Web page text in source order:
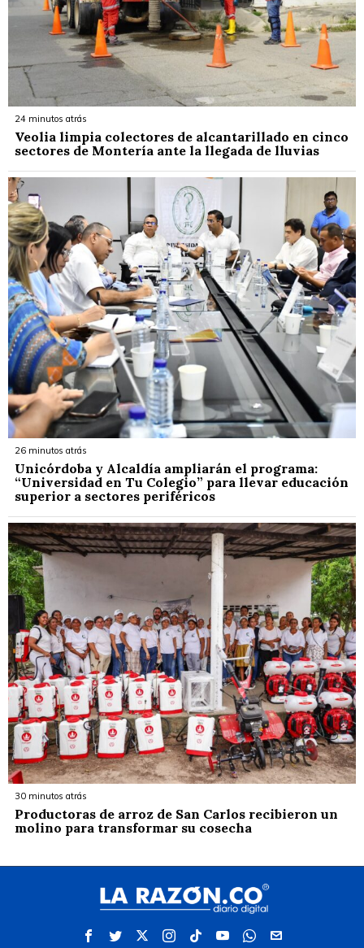
24 minutos atrás
Veolia limpia colectores de alcantarillado en cinco
sectores de Montería ante la llegada de lluvias
26 minutos atrás
Unicórdoba y Alcaldía ampliarán el programa:
“Universidad en Tu Colegio” para llevar educación
superior a sectores periféricos
30 minutos atrás
Productoras de arroz de San Carlos recibieron un
molino para transformar su cosecha